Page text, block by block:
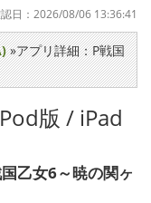
日：2026/08/06 13:36:41
»アプリ詳細：P戦国
版 / iPad
乙女6～暁の関ヶ